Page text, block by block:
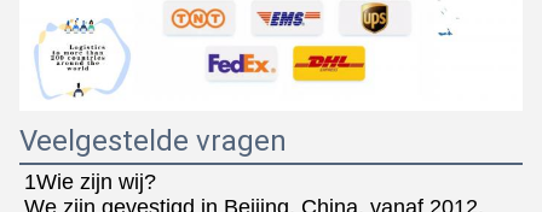
Veelgestelde vragen
1Wie zijn wij?
We zijn gevestigd in Beijing, China, vanaf 2012,